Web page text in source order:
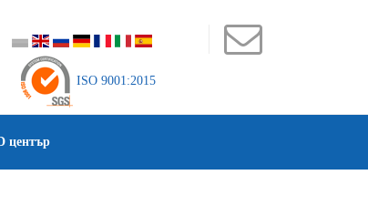
ISO 9001:2015
център